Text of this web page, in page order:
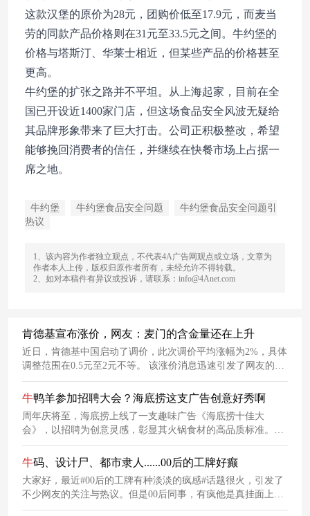
这款汉堡的原价为28元，团购价低至17.9元，而麦当
劳的同款产品价格则在31元至33.5元之间。牛约堡的
价格与塔斯汀、华莱士相近，但某些产品的价格甚至
更高。
牛约堡的扩张之路并不平坦。从上海起家，目前在全
国已开设近1400家门店，但这场食品安全风波无疑给
其品牌形象带来了巨大打击。公司正积极整改，希望
能够挽回消费者的信任，并继续在快餐市场上占据一
席之地。
牛约堡 牛约堡食品安全问题
牛约堡食品安全问题引
热议
1、该内容为作者独立观点，不代表4A广告网观点或立场，文章为
作者本人上传，版权归原作者所有，未经允许不得转载。
2、如对本稿件有异议或投诉，请联系：info@4Anet.com
肯德基宣布涨价，网友：麦门的含金量还在上升
近日，肯德基中国启动了调价，此次调价平均涨幅为2%，具体
调整范围在0.5元至2元不等。 该涨价消息迅速引发了网友的广
泛关注和讨论，并登上了微博热搜榜单，不少网友都表示以后
将会抛弃肯德基，转而选择其他汉堡品牌。
牛鸭羊参加招聘大会？海底捞这支广告创意好秀啊
周年庆将至，海底捞上线了一支趣味广告《海底捞十佳大
会》，以招聘为创意灵感，彰显其火锅食材的高品质标准。短
片通过一系列趣味且生动的面试情节来展示不同食材的特点和
优势，使产品的品质特点在有趣的故事中得以清晰呈现。
牛码、设计尸、都市隶人......00后的工牌好癫
大家好，最近#00后的工牌有种淡淡的疯感#话题很火，引发了
不少网友的关注与热议。但是00后同事，有疯他是真挂面上！
图源：腾讯会议官方小红书4、苟不理没有困难的会议，只有